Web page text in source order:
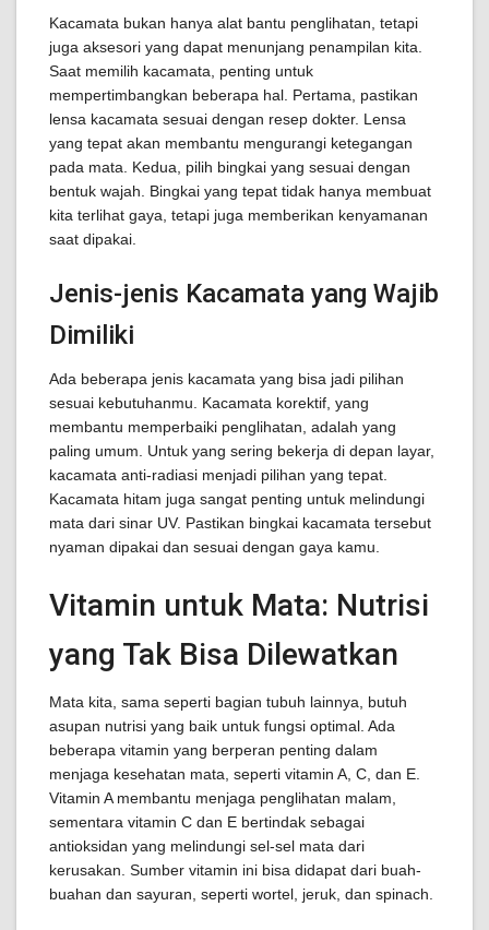
Kacamata bukan hanya alat bantu penglihatan, tetapi
juga aksesori yang dapat menunjang penampilan kita.
Saat memilih kacamata, penting untuk
mempertimbangkan beberapa hal. Pertama, pastikan
lensa kacamata sesuai dengan resep dokter. Lensa
yang tepat akan membantu mengurangi ketegangan
pada mata. Kedua, pilih bingkai yang sesuai dengan
bentuk wajah. Bingkai yang tepat tidak hanya membuat
kita terlihat gaya, tetapi juga memberikan kenyamanan
saat dipakai.
Jenis-jenis Kacamata yang Wajib
Dimiliki
Ada beberapa jenis kacamata yang bisa jadi pilihan
sesuai kebutuhanmu. Kacamata korektif, yang
membantu memperbaiki penglihatan, adalah yang
paling umum. Untuk yang sering bekerja di depan layar,
kacamata anti-radiasi menjadi pilihan yang tepat.
Kacamata hitam juga sangat penting untuk melindungi
mata dari sinar UV. Pastikan bingkai kacamata tersebut
nyaman dipakai dan sesuai dengan gaya kamu.
Vitamin untuk Mata: Nutrisi
yang Tak Bisa Dilewatkan
Mata kita, sama seperti bagian tubuh lainnya, butuh
asupan nutrisi yang baik untuk fungsi optimal. Ada
beberapa vitamin yang berperan penting dalam
menjaga kesehatan mata, seperti vitamin A, C, dan E.
Vitamin A membantu menjaga penglihatan malam,
sementara vitamin C dan E bertindak sebagai
antioksidan yang melindungi sel-sel mata dari
kerusakan. Sumber vitamin ini bisa didapat dari buah-
buahan dan sayuran, seperti wortel, jeruk, dan spinach.